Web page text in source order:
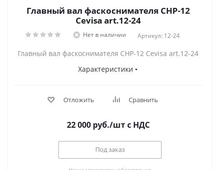
Главный вал фаскоснимателя CHP-12
Cevisa art.12-24
Нет в наличии Артикул: 12-24
Главный вал фаскоснимателя CHP-12 Cevisa art.12-24
Характеристики
Отложить Сравнить
22 000 руб./штс НДС
Под заказ